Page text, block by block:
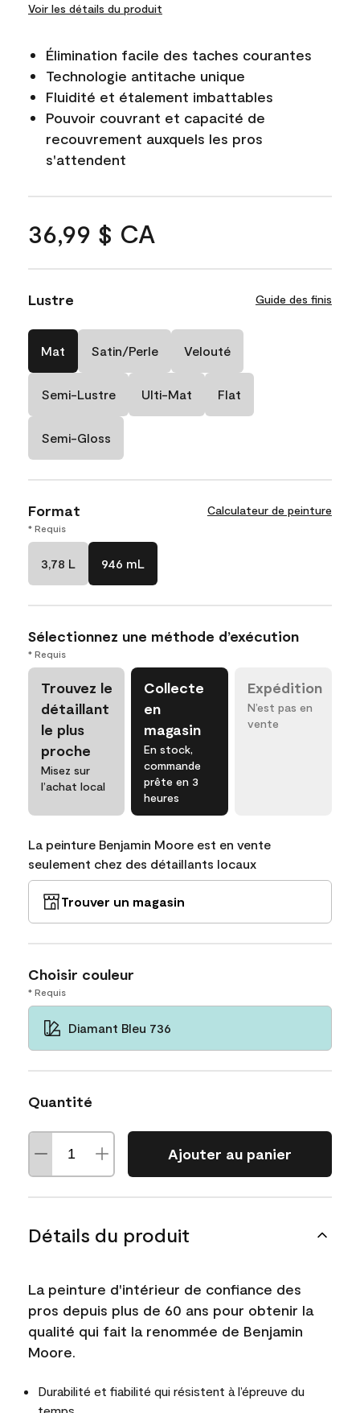
Voir les détails du produit
Élimination facile des taches courantes
Technologie antitache unique
Fluidité et étalement imbattables
Pouvoir couvrant et capacité de
recouvrement auxquels les pros
s'attendent
36,99 $ CA
Lustre Guide des finis
Mat Satin/Perle Velouté
Semi-Lustre Ulti-Mat Flat
Semi-Gloss
Format Calculateur de peinture
* Requis
3,78 L 946 mL
Sélectionnez une méthode d’exécution
* Requis
Trouvez le
détaillant
le plus
proche
Misez sur
l’achat local
Collecte
en
magasin
En stock,
commande
prête en 3
heures
Expédition
N’est pas en
vente
La peinture Benjamin Moore est en vente
seulement chez des détaillants locaux
Trouver un magasin
Choisir couleur
* Requis
Diamant Bleu 736
Quantité
Ajouter au panier
Détails du produit
La peinture d'intérieur de confiance des
pros depuis plus de 60 ans pour obtenir la
qualité qui fait la renommée de Benjamin
Moore.
Durabilité et fiabilité qui résistent à l’épreuve du
temps